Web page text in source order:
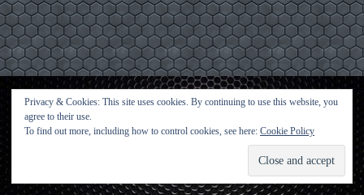
Kontakt
Privacy & Cookies: This site uses cookies. By continuing to use this website, you
agree to their use.
To find out more, including how to control cookies, see here: Cookie Policy